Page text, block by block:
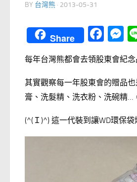
BY 台灣熊 · 2013-05-31
Share
每年台灣熊都會去領股東會紀
其實觀察每一年股東會的贈品
膏、洗髮精、洗衣粉、洗碗精…
(^(Ｉ)^) 這一代裝到讓WD環保